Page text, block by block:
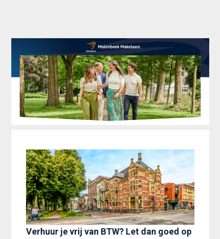
Verhuur je vrij van BTW? Let dan goed op